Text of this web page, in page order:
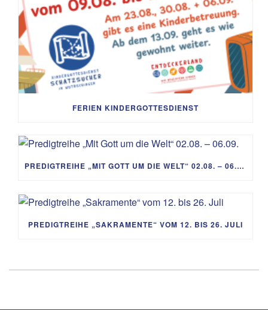
FERIEN KINDERGOTTESDIENST
PREDIGTREIHE „MIT GOTT UM DIE WELT“ 02.08. – 06.09.
PREDIGTREIHE „SAKRAMENTE“ VOM 12. BIS 26. JULI